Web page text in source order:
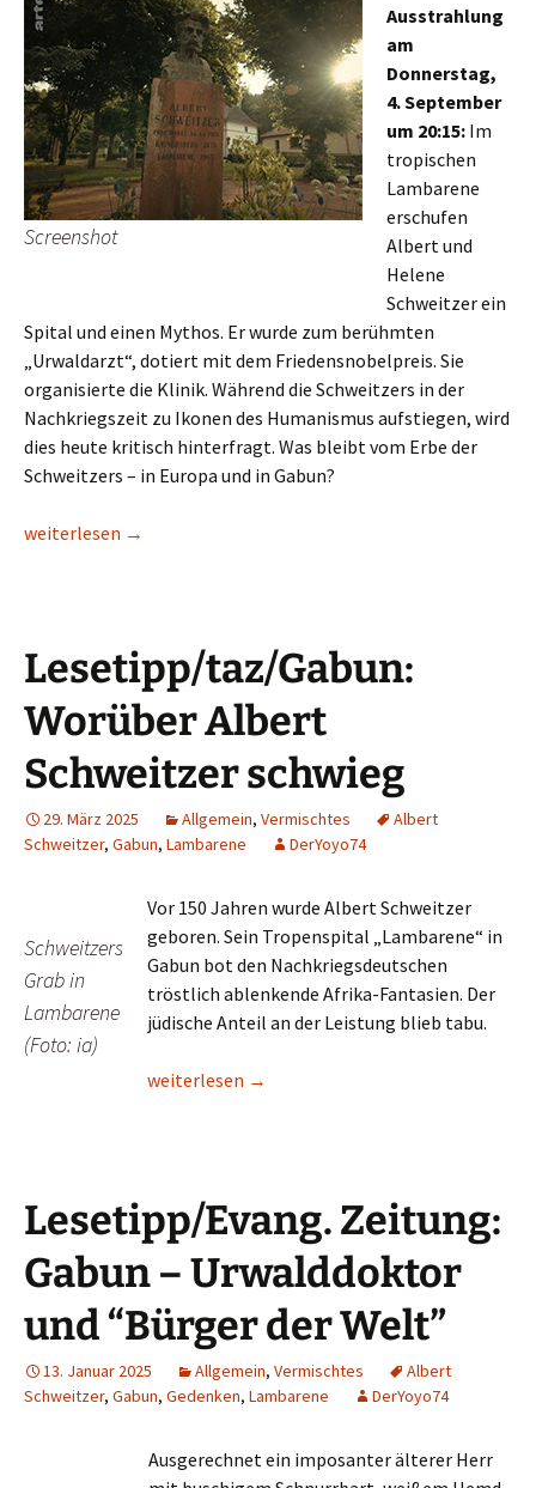
Screenshot
Ausstrahlung
am
Donnerstag,
4. September
um 20:15: Im
tropischen
Lambarene
erschufen
Albert und
Helene
Schweitzer ein
Spital und einen Mythos. Er wurde zum berühmten
„Urwaldarzt“, dotiert mit dem Friedensnobelpreis. Sie
organisierte die Klinik. Während die Schweitzers in der
Nachkriegszeit zu Ikonen des Humanismus aufstiegen, wird
dies heute kritisch hinterfragt. Was bleibt vom Erbe der
Schweitzers – in Europa und in Gabun?
TV-/Videotipp/arte: Zum 60. Todestag: Das
weiterlesen →
Lesetipp/taz/Gabun:
Worüber Albert
Schweitzer schwieg
29. März 2025 Allgemein, Vermischtes
Albert
Schweitzer, Gabun, Lambarene DerYoyo74
Schweitzers
Grab in
Lambarene
(Foto: ia)
Vor 150 Jahren wurde Albert Schweitzer
geboren. Sein Tropenspital „Lambarene“ in
Gabun bot den Nachkriegsdeutschen
tröstlich ablenkende Afrika-Fantasien. Der
jüdische Anteil an der Leistung blieb tabu.
Lesetipp/taz/Gabun: Worüber Albert
weiterlesen →
Lesetipp/Evang. Zeitung:
Gabun – Urwalddoktor
und “Bürger der Welt”
13. Januar 2025 Allgemein, Vermischtes
Albert
Schweitzer, Gabun, Gedenken, Lambarene DerYoyo74
Ausgerechnet ein imposanter älterer Herr